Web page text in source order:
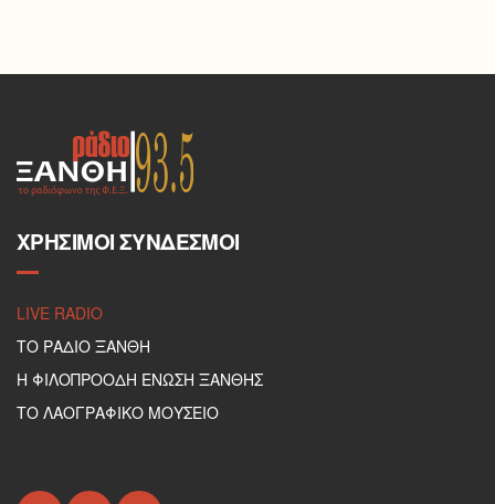
ΧΡΉΣΙΜΟΙ ΣΎΝΔΕΣΜΟΙ
LIVE RADIO
ΤΟ ΡΑΔΙΟ ΞΑΝΘΗ
Η ΦΙΛΟΠΡΟΟΔΗ ΕΝΩΣΗ ΞΑΝΘΗΣ
ΤΟ ΛΑΟΓΡΑΦΙΚΟ ΜΟΥΣΕΙΟ